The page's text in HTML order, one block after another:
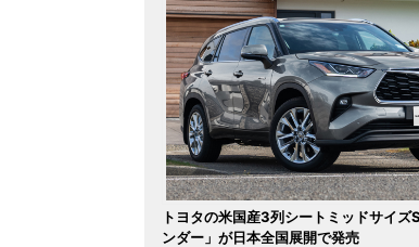
トヨタの米国産3列シートミッドサイズ
ンダー」が日本全国展開で発売